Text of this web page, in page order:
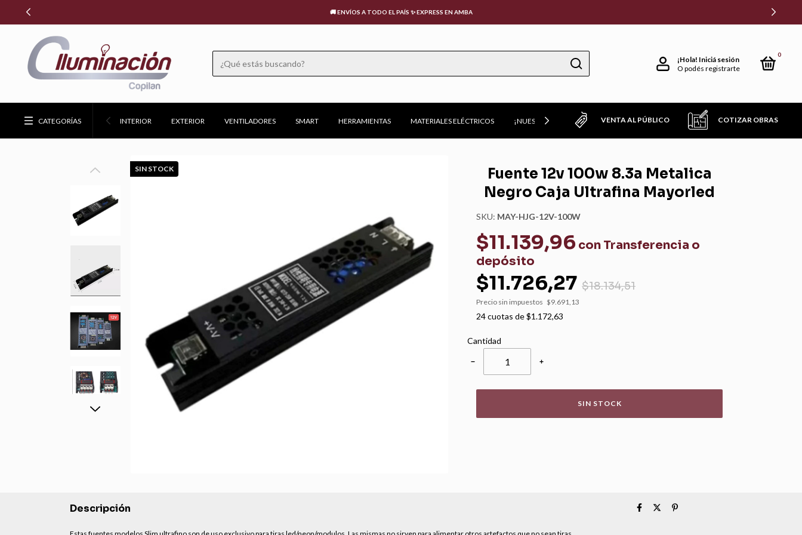
📍URUGUAY 176, CABA | 🕧LUNES A VIERNES: 9:00 A 18:00HS, SÁBADOS: 10:00 A 13:00HS
¡Hola! Iniciá sesión
O podés registrarte
0
CATEGORÍAS INTERIOR EXTERIOR VENTILADORES SMART HERRAMIENTAS MATERIALES ELÉCTRICOS ¡NUESTROS FAVORITOS! VENTA AL PÚBLICO COTIZAR OBRAS
SIN STOCK
Fuente 12v 100w 8.3a Metalica
Negro Caja Ultrafina Mayorled
SKU: MAY-HJG-12V-100W
$11.139,96 con Transferencia o
depósito
$11.726,27 $18.134,51
Precio sin impuestos $9.691,13
24cuotas de$1.172,63
Cantidad
− +
Descripción